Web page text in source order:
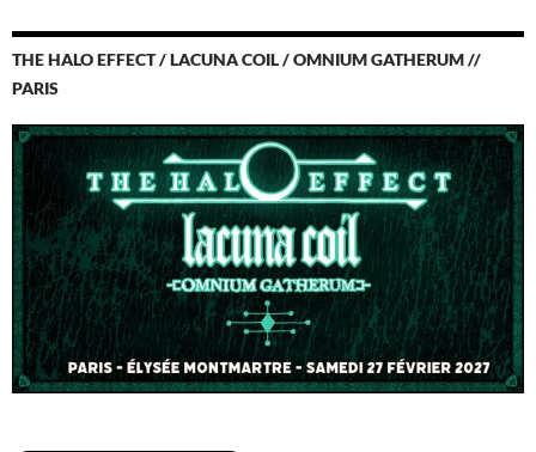
THE HALO EFFECT / LACUNA COIL / OMNIUM GATHERUM //
PARIS